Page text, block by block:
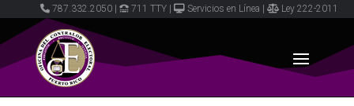
787.332.2050 711 TTY Servicios en Línea Ley 222-2011